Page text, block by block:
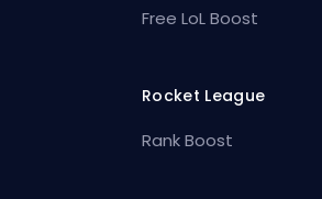
Free LoL Boost
Rocket League
Rank Boost